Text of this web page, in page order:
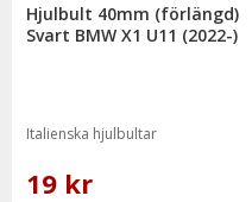
Hjulbult 40mm (förlängd)
Svart BMW X1 U11 (2022-)
Italienska hjulbultar
19 kr